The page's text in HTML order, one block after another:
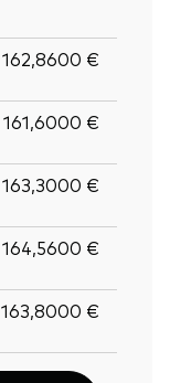
162,8600 €
161,6000 €
163,3000 €
164,5600 €
163,8000 €